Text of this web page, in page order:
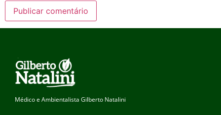
Médico e Ambientalista Gilberto Natalini